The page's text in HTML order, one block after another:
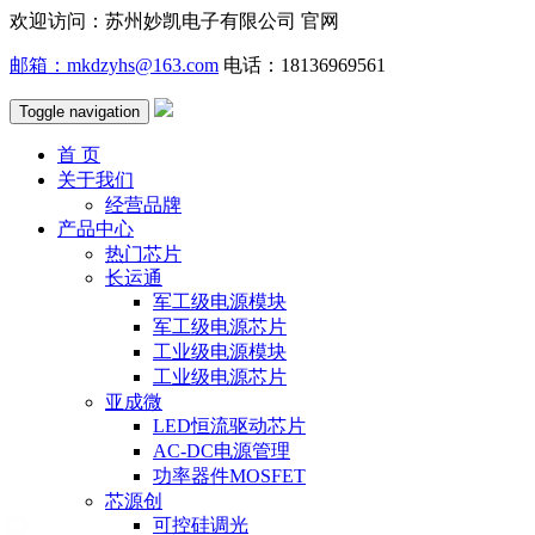
欢迎访问：苏州妙凯电子有限公司 官网
邮箱：mkdzyhs@163.com 电话：18136969561
Toggle navigation
首 页
关于我们
经营品牌
产品中心
热门芯片
长运通
军工级电源模块
军工级电源芯片
工业级电源模块
工业级电源芯片
亚成微
LED恒流驱动芯片
AC-DC电源管理
功率器件MOSFET
芯源创
可控硅调光